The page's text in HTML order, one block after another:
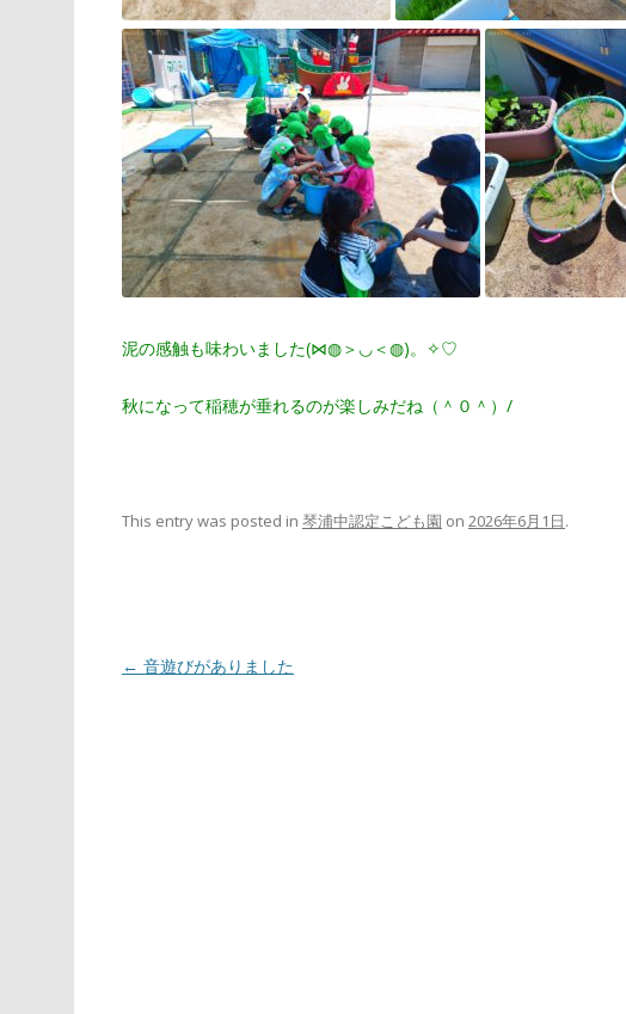
泥の感触も味わいました(⋈◍＞◡＜◍)。✧♡
秋になって稲穂が垂れるのが楽しみだね（＾０＾）/
This entry was posted in 琴浦中認定こども園 on 2026年6月1日.
Post
← 音遊びがありました